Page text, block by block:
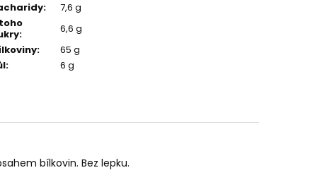
:
7,6 g
:
6,6 g
:
65 g
: 6 g
bílkovin. Bez lepku.